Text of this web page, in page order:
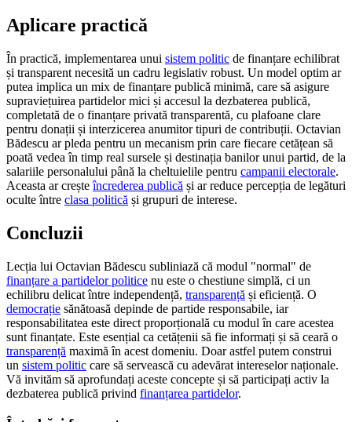
Aplicare practică
În practică, implementarea unui sistem politic de finanțare echilibrat
și transparent necesită un cadru legislativ robust. Un model optim ar
putea implica un mix de finanțare publică minimă, care să asigure
supraviețuirea partidelor mici și accesul la dezbaterea publică,
completată de o finanțare privată transparentă, cu plafoane clare
pentru donații și interzicerea anumitor tipuri de contribuții. Octavian
Bădescu ar pleda pentru un mecanism prin care fiecare cetățean să
poată vedea în timp real sursele și destinația banilor unui partid, de la
salariile personalului până la cheltuielile pentru campanii electorale.
Aceasta ar creșteîncrederea publică și ar reduce percepția de legături
oculte între clasa politică și grupuri de interese.
Concluzii
Lecția lui Octavian Bădescu subliniază că modul "normal" de
finanțare a partidelor politice nu este o chestiune simplă, ci un
echilibru delicat între independență, transparență și eficiență. O
democrație sănătoasă depinde de partide responsabile, iar
responsabilitatea este direct proporțională cu modul în care acestea
sunt finanțate. Este esențial ca cetățenii să fie informați și să ceară o
transparență maximă în acest domeniu. Doar astfel putem construi
un sistem politic care să servească cu adevărat intereselor naționale.
Vă invităm să aprofundați aceste concepte și să participați activ la
dezbaterea publică privind finanțarea partidelor.